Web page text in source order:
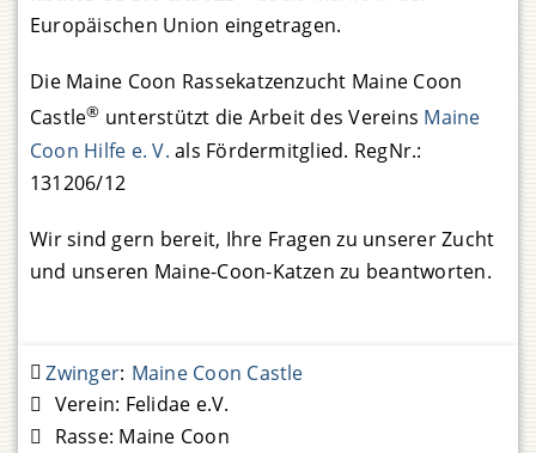
Europäischen Union eingetragen.
Die Maine Coon Rassekatzenzucht Maine Coon
Castle® unterstützt die Arbeit des Vereins Maine
Coon Hilfe e. V. als Fördermitglied. RegNr.:
131206/12
Wir sind gern bereit, Ihre Fragen zu unserer Zucht
und unseren Maine-Coon-Katzen zu beantworten.
Zwinger: Maine Coon Castle
Verein: Felidae e.V.
Rasse: Maine Coon